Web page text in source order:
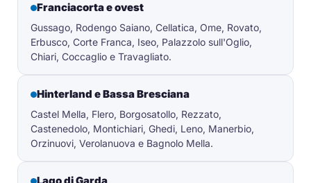
Franciacorta e ovest
Gussago, Rodengo Saiano, Cellatica, Ome, Rovato,
Erbusco, Corte Franca, Iseo, Palazzolo sull'Oglio,
Chiari, Coccaglio e Travagliato.
Hinterland e Bassa Bresciana
Castel Mella, Flero, Borgosatollo, Rezzato,
Castenedolo, Montichiari, Ghedi, Leno, Manerbio,
Orzinuovi, Verolanuova e Bagnolo Mella.